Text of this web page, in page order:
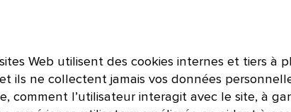
Web utilisent des cookies internes et tiers à
ils ne collectent jamais vos données
comment l’utilisateur interagit avec le site, à